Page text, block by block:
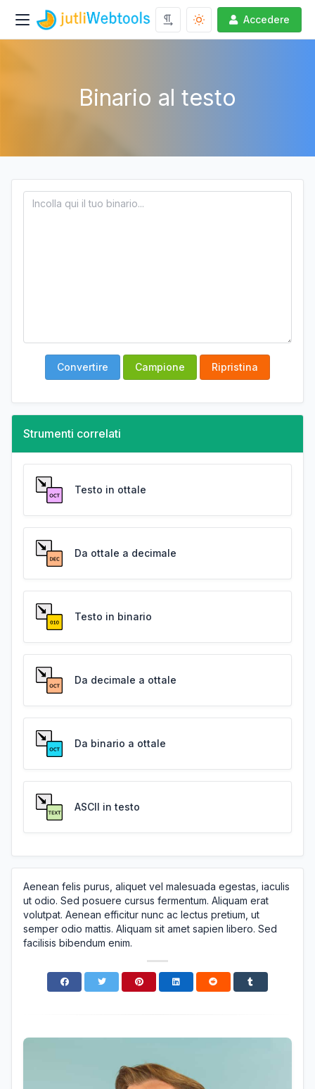
Accedere
Binario al testo
Convertire Campione Ripristina
Strumenti correlati
Testo in ottale
Da ottale a decimale
Testo in binario
Da decimale a ottale
Da binario a ottale
ASCII in testo
Aenean felis purus, aliquet vel malesuada egestas, iaculis
ut odio. Sed posuere cursus fermentum. Aliquam erat
volutpat. Aenean efficitur nunc ac lectus pretium, ut
semper odio mattis. Aliquam sit amet sapien libero. Sed
facilisis bibendum enim.